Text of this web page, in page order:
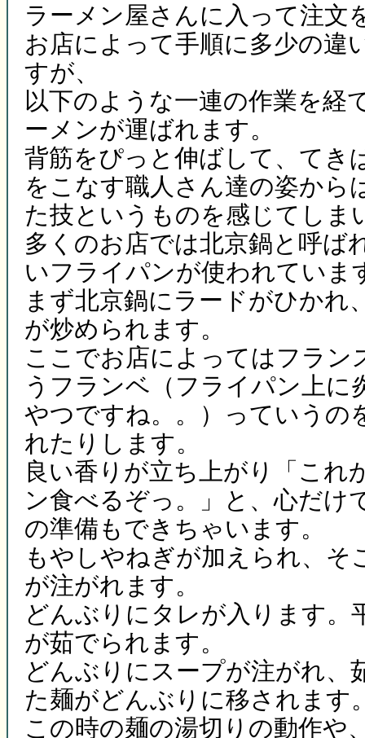
ラーメン屋さんに入って注文
お店によって手順に多少の違
すが、
以下のような一連の作業を経
ーメンが運ばれます。
背筋をぴっと伸ばして、てき
をこなす職人さん達の姿から
た技というものを感じてしま
多くのお店では北京鍋と呼ば
いフライパンが使われていま
まず北京鍋にラードがひかれ
が炒められます。
ここでお店によってはフラン
うフランベ（フライパン上に
やつですね。。）っていうの
れたりします。
良い香りが立ち上がり「これ
ン食べるぞっ。」と、心だけ
の準備もできちゃいます。
もやしやねぎが加えられ、そ
が注がれます。
どんぶりにタレが入ります。
が茹でられます。
どんぶりにスープが注がれ、
た麺がどんぶりに移されます
この時の麺の湯切りの動作や